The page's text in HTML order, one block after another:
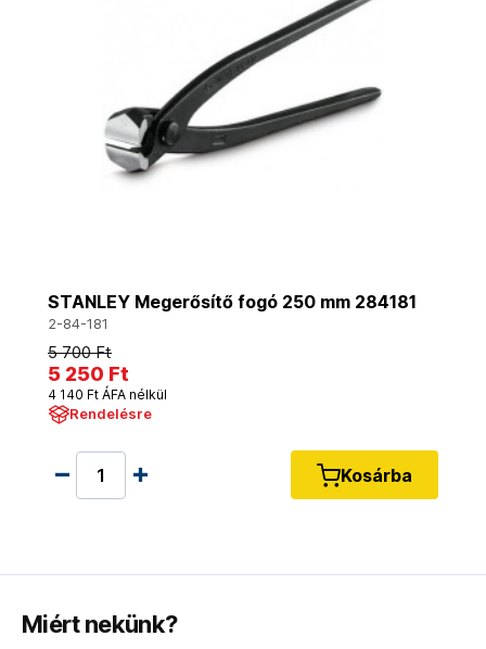
STANLEY Megerősítő fogó 250 mm 284181
2-84-181
5 700 Ft
5 250 Ft
4 140 Ft ÁFA nélkül
Rendelésre
Kosárba
Miért nekünk?